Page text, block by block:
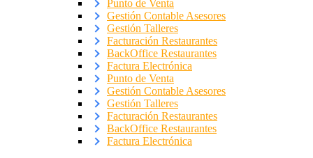
Punto de Venta
Gestión Contable Asesores
Gestión Talleres
Facturación Restaurantes
BackOffice Restaurantes
Factura Electrónica
Punto de Venta
Gestión Contable Asesores
Gestión Talleres
Facturación Restaurantes
BackOffice Restaurantes
Factura Electrónica